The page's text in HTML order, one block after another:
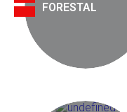
FORESTAL